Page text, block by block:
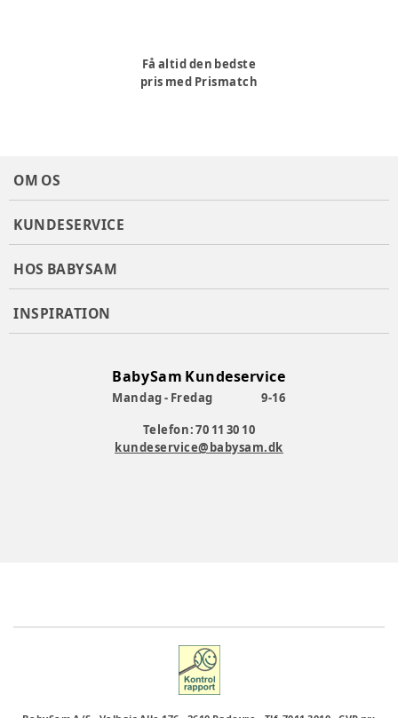
Få altid den bedste
pris med Prismatch
OM OS
KUNDESERVICE
HOS BABYSAM
INSPIRATION
BabySam Kundeservice
Mandag - Fredag
9-16
Telefon: 70 11 30 10
kundeservice@babysam.dk